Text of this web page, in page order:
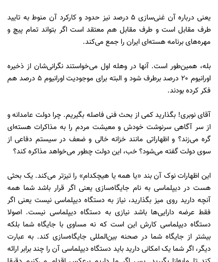
یعنی درباره آن غنی‌سازی 5 درصد نیز حدود و کارکرد آن منوط به تایید
طرف مقابل است و طرف مقابل هم معتقد است اگر بتواند تمام پیچ و
مهره‌های برنامه هسته‌ای ایران را جمع می‌کند.
بله، همین‌طور است. آنها در وهله اول می‌خواستند نگرانی‌شان از ذخیره
اورانیوم 20 درصد برطرف شود و البته برای موجودیت اورانیوم 5 درصد هم
فکر کرده بودند.
آقای نوبری! بگذارید کمی از بحث فنی فاصله بگیریم. چرا دولت عامدانه و
از سر آگاهی سرنوشت خودش و معیشت مردم را به مذاکرات هسته‌ای
گره می‌زند؟ و اظهاراتی مانند خزانه خالی و ضعف در سیستم دفاعی از
سوی دولت گفته می‌شود؟ خب، این دولت چطور می‌خواهد مذاکره کند؟
این اظهارات نوک آن بند «یا همه یا هیچکدام» را تیزتر می‌کند. یک بحثی
هست در دیپلماسی به نام جایگاه‌سازی یعنی اگر قرار باشد شما همه
آنچه دارید روی میز بگذارید، نیاز به دستگاه دیپلماسی نیست یعنی اگر
فقط عرضه دارایی‌ها باشد نیازی به دستگاه دیپلماسی نیست. اصولا
دستگاه دیپلماسی کارش این است که نه مساوی با جایگاه شما بلکه
بیشتر از جایگاه شما در صحنه بین‌المللی جایگاه‌سازی کند. به عبارت
دیگر، اگر شما یک امکانی دارید باید دستگاه دیپلماسی آن را چند برابر ارائه